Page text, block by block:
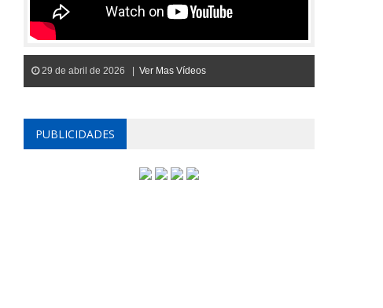
29 de abril de 2026 | Ver Mas Vídeos
PUBLICIDADES